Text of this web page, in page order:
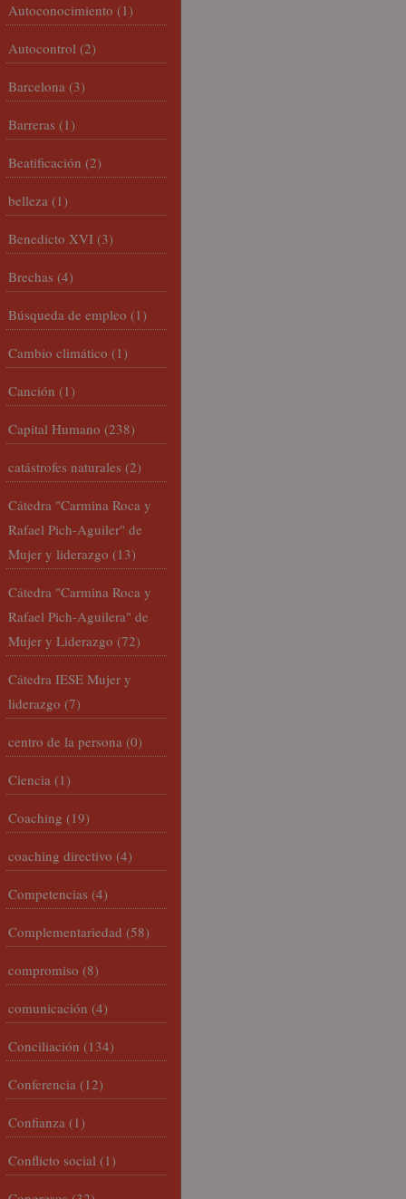
Autoconocimiento (1)
Autocontrol (2)
Barcelona (3)
Barreras (1)
Beatificación (2)
belleza (1)
Benedicto XVI (3)
Brechas (4)
Búsqueda de empleo (1)
Cambio climático (1)
Canción (1)
Capital Humano (238)
catástrofes naturales (2)
Cátedra "Carmina Roca y
Rafael Pich-Aguiler" de
Mujer y liderazgo (13)
Cátedra "Carmina Roca y
Rafael Pich-Aguilera" de
Mujer y Liderazgo (72)
Cátedra IESE Mujer y
liderazgo (7)
centro de la persona (0)
Ciencia (1)
Coaching (19)
coaching directivo (4)
Competencias (4)
Complementariedad (58)
compromiso (8)
comunicación (4)
Conciliación (134)
Conferencia (12)
Confianza (1)
Conflicto social (1)